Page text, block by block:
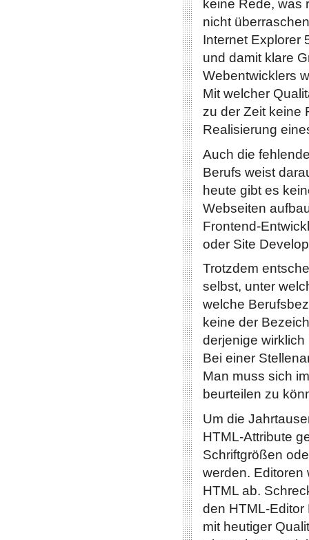
keine Rede, was
nicht
Internet Explorer
und damit klare
Webentwicklers
Mit welcher
zu der Zeit keine
Realisierung
Auch die
Berufs weist
heute gibt es
Webseiten
Frontend-
oder Site
Trotzdem
selbst, unter
welche
keine der
derjenige
Bei einer
Man muss sich
beurteilen zu
Um die
HTML-Attribute
Schriftgrößen
werden.
HTML ab.
den HTML-
mit heutiger